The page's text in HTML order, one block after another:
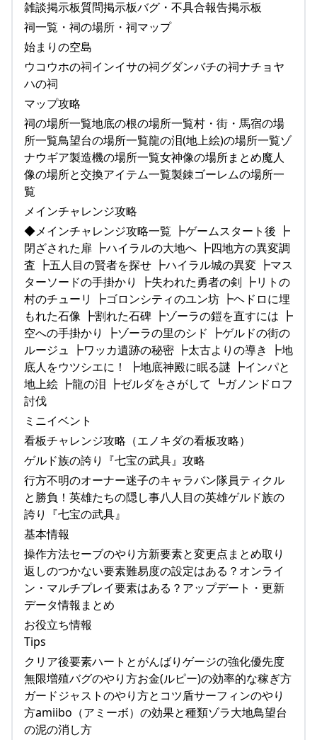
雑談掲示板質問掲示板バグ・不具合報告掲示板
祠一覧・祠の場所・祠マップ
始まりの空島
ウコウホの祠インイサの祠グダンバチの祠ナチョヤ
ハの祠
マップ攻略
祠の場所一覧地底の根の場所一覧村・街・馬宿の場
所一覧鳥望台の場所一覧龍の泪(地上絵)の場所一覧ゾ
ナウギア製造機の場所一覧女神像の場所まとめ魔人
像の場所と交換アイテム一覧製錬ゴーレムの場所一
覧
メインチャレンジ攻略
◆メインチャレンジ攻略一覧 ┣ゲームスタート後 ┣
閉ざされた扉 ┣ハイラルの大地へ ┣四地方の異変調
査 ┣五人目の賢者を探せ ┣ハイラル城の異変 ┣マス
ターソードの手掛かり ┣失われた勇者の剣 ┣リトの
村のチューリ ┣ゴロンシティのユン坊 ┣ヘドロに埋
もれた石像 ┣割れた石碑 ┣ゾーラの鎧を直すには ┣
空への手掛かり ┣ゾーラの里のシド ┣ゲルドの街の
ルージュ ┣ワッカ遺跡の秘密 ┣太古よりの導き ┣地
底人をウツシエに！ ┣地底神殿に眠る謎 ┣インパと
地上絵 ┣龍の泪 ┣ゼルダをさがして ┗ガノンドロフ
討伐
ミニイベント
看板チャレンジ攻略（エノキダの看板攻略）
ゲルド族の誇り『七宝の武具』攻略
行方不明のオーナー迷子のキャラバン隊員ティクル
と勝負！英雄たちの隠し事八人目の英雄ゲルド族の
誇り『七宝の武具』
基本情報
操作方法セーブのやり方新要素と変更点まとめ取り
返しのつかない要素難易度の設定はある？オンライ
ン・マルチプレイ要素はある？アップデート・更新
データ情報まとめ
お役立ち情報
Tips
クリア後要素ハートとがんばりゲージの強化優先度
無限増殖バグのやり方お金(ルピー)の効率的な稼ぎ方
ガードジャストのやり方とコツ盾サーフィンのやり
方amiibo（アミーボ）の効果と種類ゾラ大地鳥望台
の泥の消し方